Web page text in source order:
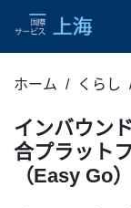
ホーム くらし
インバウン
合プラット
（Easy Go